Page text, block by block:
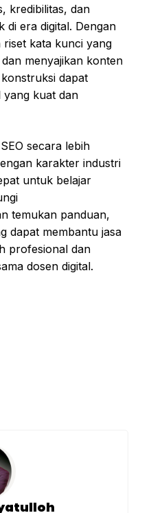
kredibilitas, dan
di era digital. Dengan
riset kata kunci yang
menyajikan konten
dapat
yang kuat dan
secara lebih
karakter industri
untuk belajar
temukan panduan,
dapat membantu jasa
profesional dan
dosen digital.